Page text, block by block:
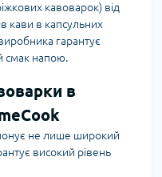
кавоварок) від
кави в капсульних
гарантує
смак напою.
в
не лише широкий
високий рівень